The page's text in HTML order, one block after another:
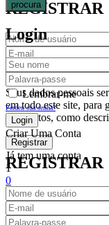
REGISTRAR
Seus dados pessoais
em todo este site, para
propósitos, como
Já tem uma conta
1
0
Fechar
Carrinho De
No products in the cart.
procura
Login
Lembrar-me
Perdeu sua senha?
Criar Uma Conta
REGISTRAR